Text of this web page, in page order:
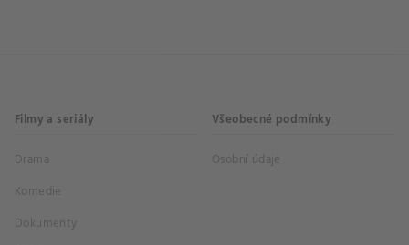
Filmy a seriály
Drama
Komedie
Dokumenty
Všeobecné podmínky
Osobní údaje